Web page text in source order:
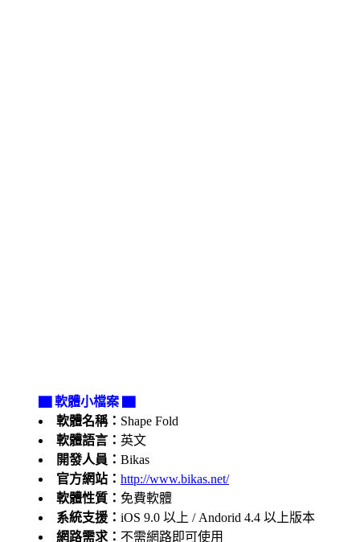
▇ 軟體小檔案 ▇
軟體名稱： Shape Fold
軟體語言： 英文
開發人員： Bikas
官方網站： http://www.bikas.net/
軟體性質： 免費軟體
系統支援： iOS 9.0 以上 / Andorid 4.4 以上版本
網路需求： 不需網路即可使用